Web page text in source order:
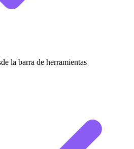
la barra de herramientas